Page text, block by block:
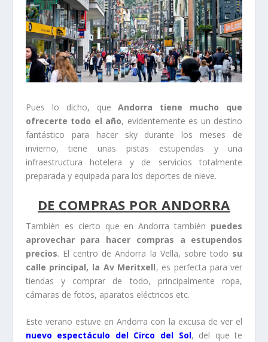
Pues lo dicho, que Andorra tiene mucho que
ofrecerte todo el año, evidentemente es un destino
fantástico para hacer sky durante los meses de
invierno, tiene unas pistas estupendas y una
infraestructura hotelera y de servicios totalmente
preparada y equipada para los deportes de nieve.
DE COMPRAS POR ANDORRA
También es cierto que en Andorra también puedes
aprovechar para hacer compras a estupendos
precios. El centro de Andorra la Vella, sobre todo su
calle principal, la Av Meritxell, es perfecta para ver
tiendas y comprar de todo, principalmente ropa,
cámaras de fotos, aparatos eléctricos etc.
Este verano estuve en Andorra con la excusa de ver el
nuevo espectáculo del Circo del Sol, del que te